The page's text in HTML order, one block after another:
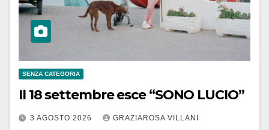
SENZA CATEGORIA
Il 18 settembre esce “SONO LUCIO”
3 AGOSTO 2026 GRAZIAROSA VILLANI